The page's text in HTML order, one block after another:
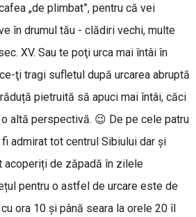
„de plimbat”, pentru că vei
în drumul tău - clădiri vechi, multe
XV. Sau te poţi urca mai întâi în
ţi tragi sufletul după urcarea abruptă
pietruită să apuci mai întâi, căci
altă perspectivă. 😉 De pe cele patru
admirat tot centrul Sibiului dar și
acoperiți de zăpadă în zilele
pentru o astfel de urcare este de
ora 10 și până seara la orele 20 îl